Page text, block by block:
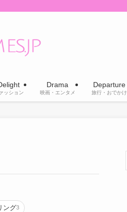
ッション
Drama
映画・エンタメ
Departure
旅行・おでかけ
ング3